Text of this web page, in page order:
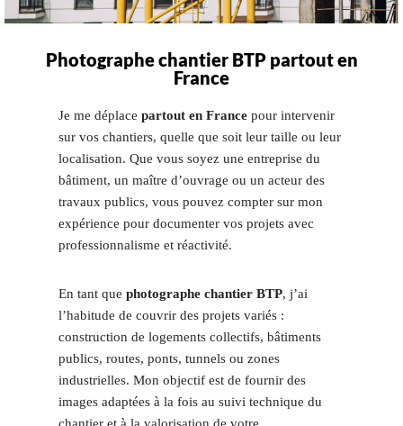
Photographe chantier BTP partout en
France
Je me déplace partout en France pour intervenir
sur vos chantiers, quelle que soit leur taille ou leur
localisation. Que vous soyez une entreprise du
bâtiment, un maître d’ouvrage ou un acteur des
travaux publics, vous pouvez compter sur mon
expérience pour documenter vos projets avec
professionnalisme et réactivité.
En tant que photographe chantier BTP, j’ai
l’habitude de couvrir des projets variés :
construction de logements collectifs, bâtiments
publics, routes, ponts, tunnels ou zones
industrielles. Mon objectif est de fournir des
images adaptées à la fois au suivi technique du
chantier et à la valorisation de votre